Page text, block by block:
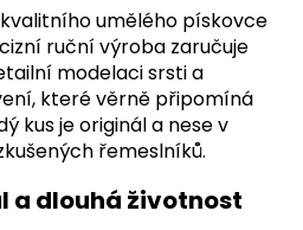
umělého pískovce
ruční výroba zaručuje
modelaci srsti a
které věrně připomíná
kus je originál a nese v
řemeslníků.
a dlouhá životnost